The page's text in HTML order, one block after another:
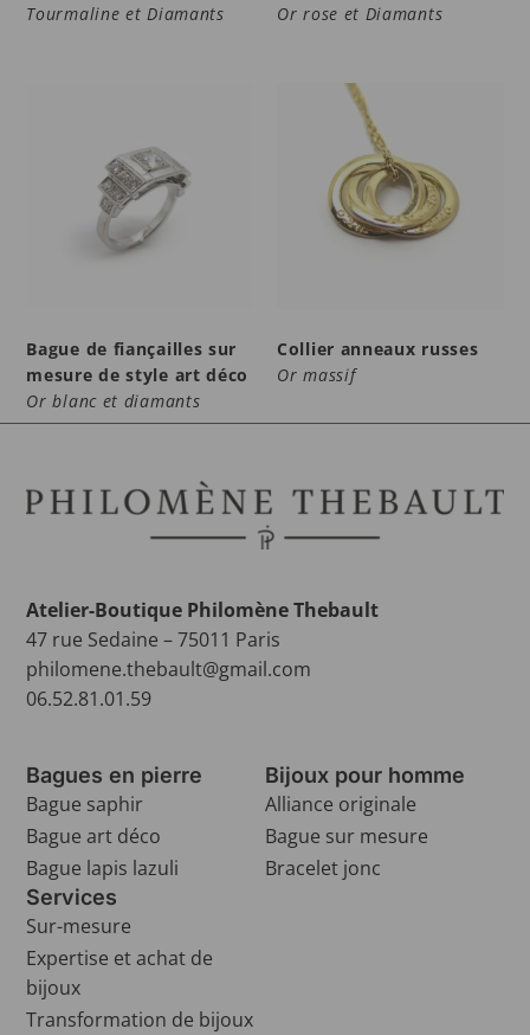
Tourmaline et Diamants
Or rose et Diamants
Bague de fiançailles sur
mesure de style art déco
Or blanc et diamants
Collier anneaux russes
Or massif
Atelier-Boutique Philomène Thebault
47 rue Sedaine – 75011 Paris
philomene.thebault@gmail.com
06.52.81.01.59
Bagues en pierre
Bague saphir
Bague art déco
Bague lapis lazuli
Bijoux pour homme
Alliance originale
Bague sur mesure
Bracelet jonc
Services
Sur-mesure
Expertise et achat de
bijoux
Transformation de bijoux